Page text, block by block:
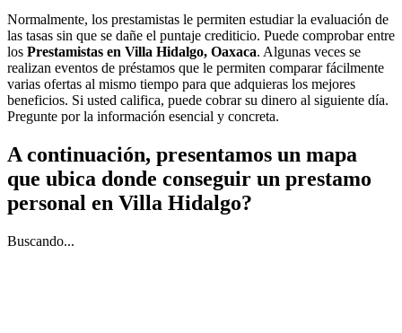
Normalmente, los prestamistas le permiten estudiar la evaluación de
las tasas sin que se dañe el puntaje crediticio. Puede comprobar entre
los Prestamistas en Villa Hidalgo, Oaxaca. Algunas veces se
realizan eventos de préstamos que le permiten comparar fácilmente
varias ofertas al mismo tiempo para que adquieras los mejores
beneficios. Si usted califica, puede cobrar su dinero al siguiente día.
Pregunte por la información esencial y concreta.
A continuación, presentamos un mapa
que ubica donde conseguir un prestamo
personal en Villa Hidalgo?
Buscando...